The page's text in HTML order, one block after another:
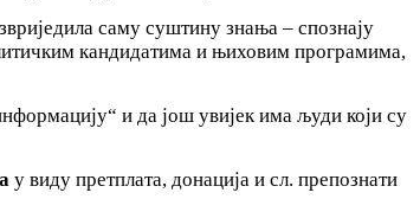
саму суштину знања – спознају
кандидатима и њиховим програмима,
и да још увијек има људи који су
у виду претплата, донација и сл. препознати